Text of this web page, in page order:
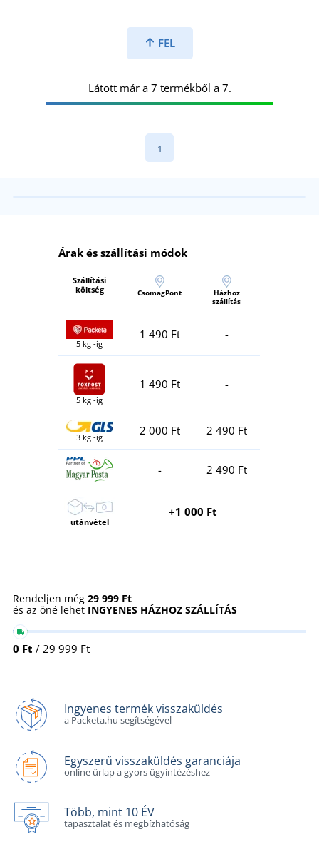
FEL
Látott már a 7 termékből a 7.
1
Árak és szállítási módok
Szállítási
költség
CsomagPont
Házhoz
szállítás
5 kg -ig
1 490 Ft -
5 kg -ig
1 490 Ft -
3 kg -ig 2 000 Ft 2 490 Ft
- 2 490 Ft
utánvétel
+1 000 Ft
Rendeljen még 29 999 Ft
és az öné lehet INGYENES HÁZHOZ SZÁLLÍTÁS
0 Ft / 29 999 Ft
Ingyenes termék visszaküldés
a Packeta.hu segítségével
Egyszerű visszaküldés garanciája
online űrlap a gyors ügyintézéshez
Több, mint 10 ÉV
tapasztalat és megbízhatóság